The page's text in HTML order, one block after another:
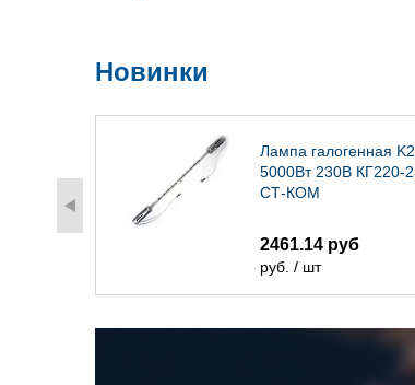
Новинки
Лампа галогенная
5000Вт 230В КГ220-
СТ-КОМ
2461.14 руб
руб. / шт